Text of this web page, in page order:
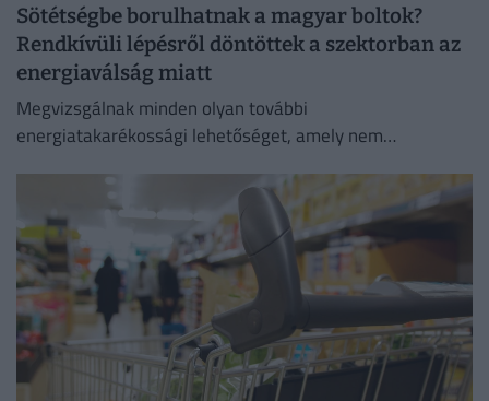
Sötétségbe borulhatnak a magyar boltok?
Rendkívüli lépésről döntöttek a szektorban az
energiaválság miatt
Megvizsgálnak minden olyan további
energiatakarékossági lehetőséget, amely nem
zökkenőmentes kiszolgálását.